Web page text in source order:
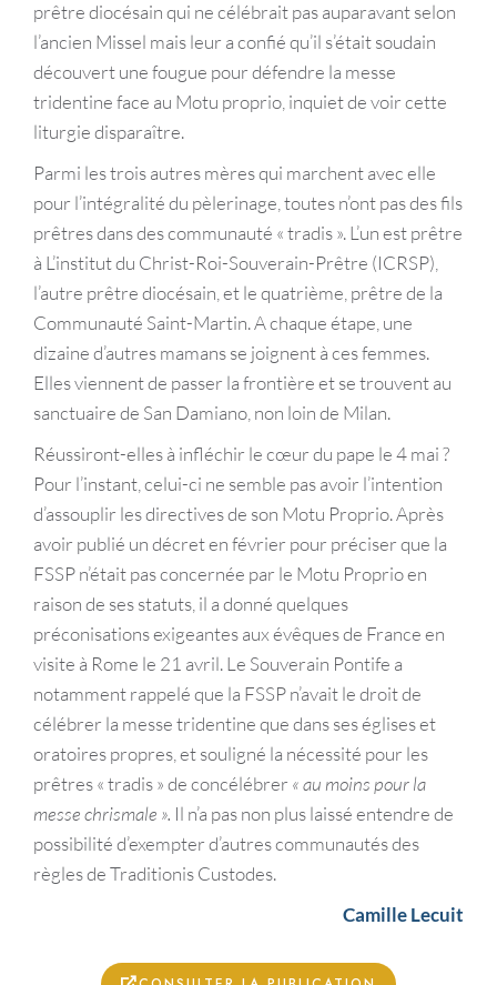
prêtre diocésain qui ne célébrait pas auparavant selon
l’ancien Missel mais leur a confié qu’il s’était soudain
découvert une fougue pour défendre la messe
tridentine face au Motu proprio, inquiet de voir cette
liturgie disparaître.
Parmi les trois autres mères qui marchent avec elle
pour l’intégralité du pèlerinage, toutes n’ont pas des fils
prêtres dans des communauté « tradis ». L’un est prêtre
à L’institut du Christ-Roi-Souverain-Prêtre (ICRSP),
l’autre prêtre diocésain, et le quatrième, prêtre de la
Communauté Saint-Martin. A chaque étape, une
dizaine d’autres mamans se joignent à ces femmes.
Elles viennent de passer la frontière et se trouvent au
sanctuaire de San Damiano, non loin de Milan.
Réussiront-elles à infléchir le cœur du pape le 4 mai ?
Pour l’instant, celui-ci ne semble pas avoir l’intention
d’assouplir les directives de son Motu Proprio. Après
avoir publié un décret en février pour préciser que la
FSSP n’était pas concernée par le Motu Proprio en
raison de ses statuts, il a donné quelques
préconisations exigeantes aux évêques de France en
visite à Rome le 21 avril. Le Souverain Pontife a
notamment rappelé que la FSSP n’avait le droit de
célébrer la messe tridentine que dans ses églises et
oratoires propres, et souligné la nécessité pour les
prêtres « tradis » de concélébrer « au moins pour la
messe chrismale ». Il n’a pas non plus laissé entendre de
possibilité d’exempter d’autres communautés des
règles de Traditionis Custodes.
Camille Lecuit